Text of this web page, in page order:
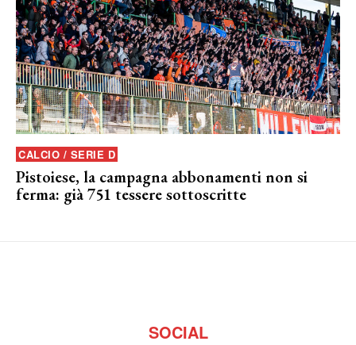
CALCIO / SERIE D
Pistoiese, la campagna abbonamenti non si
ferma: già 751 tessere sottoscritte
SOCIAL